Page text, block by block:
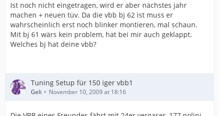
Ist noch nicht eingetragen, wird er aber nächstes jahr
machen + neuen tüv. Da die vbb bj 62 ist muss er
wahrscheinlich erst noch blinker montieren, mal schaun.
Mit bj 61 wärs kein problem, hat bei mir auch geklappt.
Welches bj hat deine vbb?
Tuning Setup für 150 iger vbb1
Geli November 10, 2009 at 18:16